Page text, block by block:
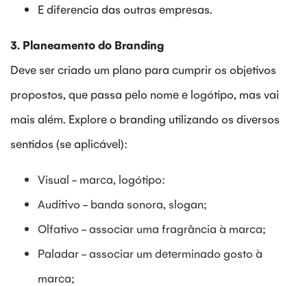
E diferencia das outras empresas.
3. Planeamento do Branding
Deve ser criado um plano para cumprir os objetivos
propostos, que passa pelo nome e logótipo, mas vai
mais além. Explore o branding utilizando os diversos
sentidos (se aplicável):
Visual - marca, logótipo:
Auditivo - banda sonora, slogan;
Olfativo - associar uma fragrância à marca;
Paladar - associar um determinado gosto à
marca;